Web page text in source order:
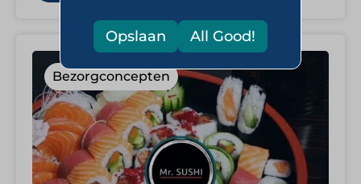
Bezorgconcepten
Opslaan All Good!